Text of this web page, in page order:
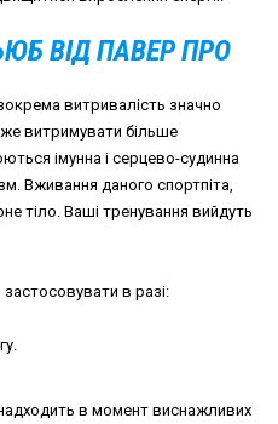
ВІД ПАВЕР ПРО
витривалість значно
витримувати більше
імунна і серцево-судинна
Вживання даного спортпіта,
тіло. Ваші тренування вийдуть
в разі:
надходить в момент виснажливих